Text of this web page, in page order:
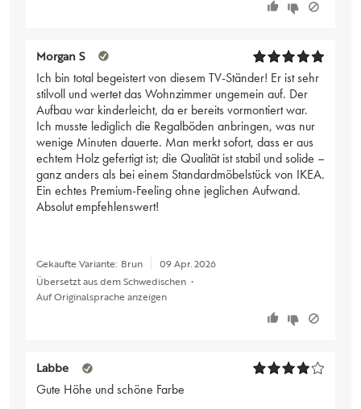
Morgan S
Ich bin total begeistert von diesem TV-Ständer! Er ist sehr
stilvoll und wertet das Wohnzimmer ungemein auf. Der
Aufbau war kinderleicht, da er bereits vormontiert war.
Ich musste lediglich die Regalböden anbringen, was nur
wenige Minuten dauerte. Man merkt sofort, dass er aus
echtem Holz gefertigt ist; die Qualität ist stabil und solide –
ganz anders als bei einem Standardmöbelstück von IKEA.
Ein echtes Premium-Feeling ohne jeglichen Aufwand.
Absolut empfehlenswert!
Gekaufte Variante: Brun
09 Apr. 2026
Übersetzt aus dem Schwedischen •
Auf Originalsprache anzeigen
Labbe
Gute Höhe und schöne Farbe